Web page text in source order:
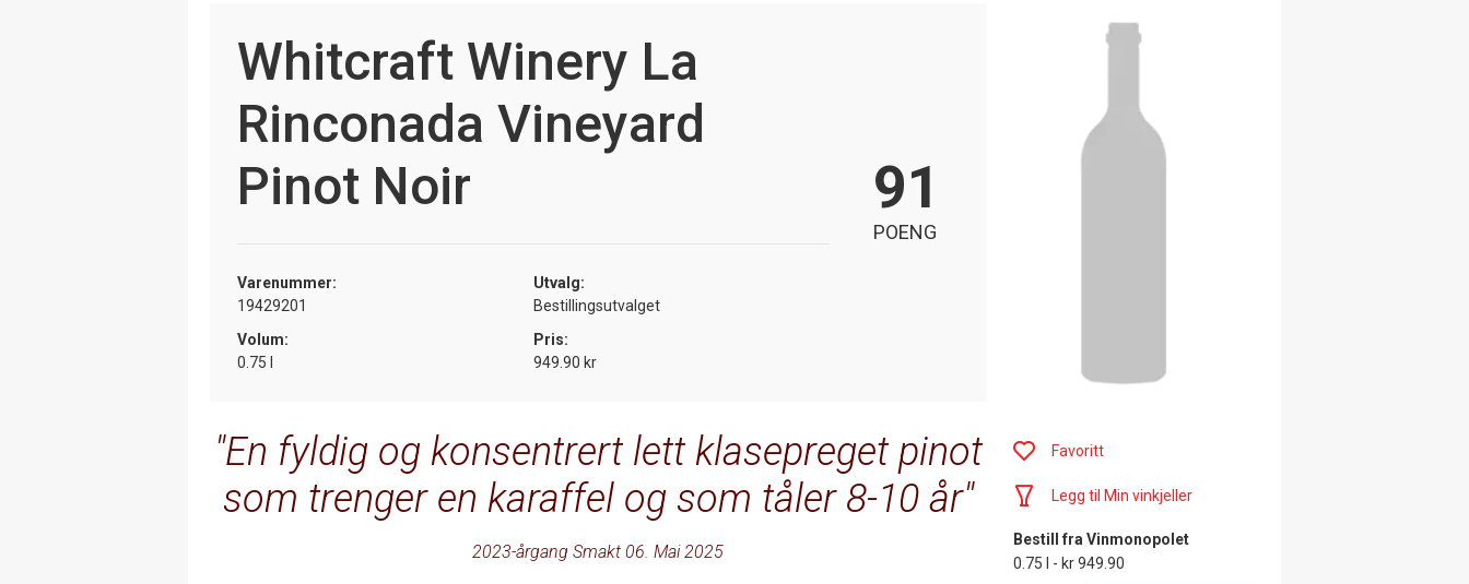
Whitcraft Winery La
Rinconada Vineyard
Pinot Noir
Varenummer:
19429201
Utvalg:
Bestillingsutvalget
Volum:
0.75 l
Pris:
949.90 kr
91
POENG
En fyldig og konsentrert lett klasepreget pinot
som trenger en karaffel og som tåler 8-10 år
2023-årgang Smakt 06. Mai 2025
Favoritt
Legg til Min vinkjeller
Bestill fra Vinmonopolet
0.75 l - kr 949.90